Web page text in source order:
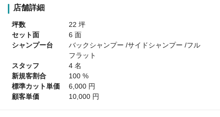
店舗詳細
坪数
22 坪
セット面
6 面
シャンプー台
バックシャンプー /サイドシャンプー /フル
フラット
スタッフ
4 名
新規客割合
100 %
標準カット単価
6,000 円
顧客単価
10,000 円